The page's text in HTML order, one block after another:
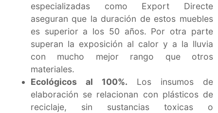
especializadas como Export Directe
aseguran que la duración de estos muebles
es superior a los 50 años. Por otra parte
superan la exposición al calor y a la lluvia
con mucho mejor rango que otros
materiales.
Ecológicos al 100%. Los insumos de
elaboración se relacionan con plásticos de
reciclaje, sin sustancias toxicas o